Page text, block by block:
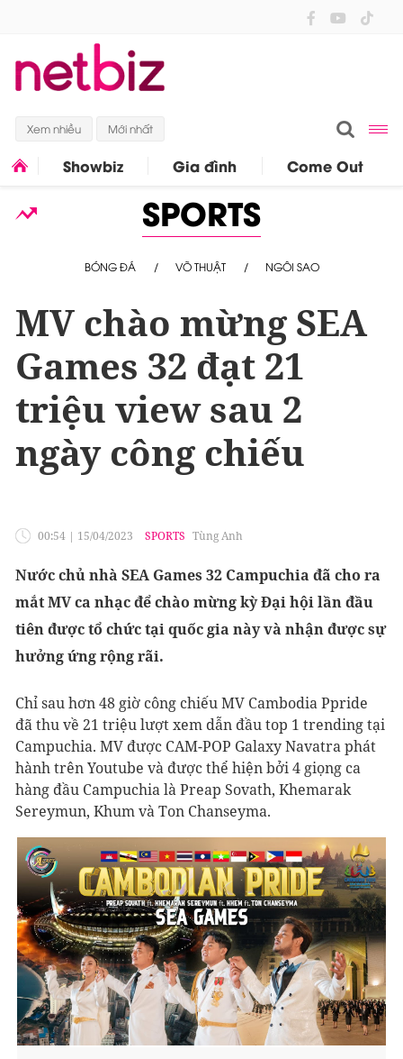
Xem nhiều Mới nhất
Showbiz Gia đình Come Out
SPORTS
BÓNG ĐÁ VÕ THUẬT NGÔI SAO
MV chào mừng SEA
Games 32 đạt 21
triệu view sau 2
ngày công chiếu
00:54 | 15/04/2023 SPORTS Tùng Anh
Nước chủ nhà SEA Games 32 Campuchia đã cho ra
mắt MV ca nhạc để chào mừng kỳ Đại hội lần đầu
tiên được tổ chức tại quốc gia này và nhận được sự
hưởng ứng rộng rãi.
Chỉ sau hơn 48 giờ công chiếu MV Cambodia Ppride
đã thu về 21 triệu lượt xem dẫn đầu top 1 trending tại
Campuchia. MV được CAM-POP Galaxy Navatra phát
hành trên Youtube và được thể hiện bởi 4 giọng ca
hàng đầu Campuchia là Preap Sovath, Khemarak
Sereymun, Khum và Ton Chanseyma.